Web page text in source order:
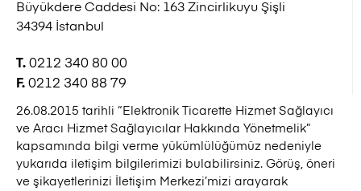
Büyükdere Caddesi No: 163 Zincirlikuyu Şişli
34394 İstanbul
T. 0212 340 80 00
F. 0212 340 88 79
26.08.2015 tarihli “Elektronik Ticarette Hizmet Sağlayıcı
ve Aracı Hizmet Sağlayıcılar Hakkında Yönetmelik”
kapsamında bilgi verme yükümlülüğümüz nedeniyle
yukarıda iletişim bilgilerimizi bulabilirsiniz. Görüş, öneri
ve şikayetlerinizi İletişim Merkezi’mizi arayarak